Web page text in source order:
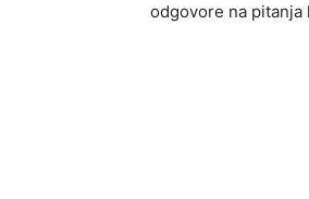
odgovore na pitanja